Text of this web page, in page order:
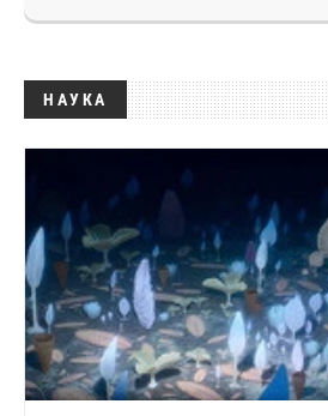
НАУКА